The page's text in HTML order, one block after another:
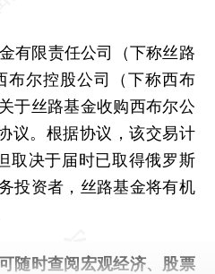
限责任公司（下称丝路
布尔控股公司（下称西布
于丝路基金收购西布尔公
议。根据协议，该交易计
取决于届时已取得俄罗斯
投资者，丝路基金将有机
可随时查阅宏观经济、股票